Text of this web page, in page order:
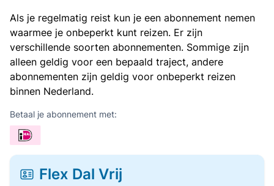
Als je regelmatig reist kun je een abonnement nemen
waarmee je onbeperkt kunt reizen. Er zijn
verschillende soorten abonnementen. Sommige zijn
alleen geldig voor een bepaald traject, andere
abonnementen zijn geldig voor onbeperkt reizen
binnen Nederland.
Betaal je abonnement met:
Flex Dal Vrij